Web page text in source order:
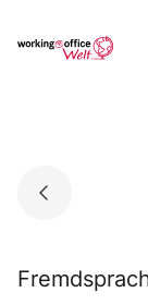
Go to landing